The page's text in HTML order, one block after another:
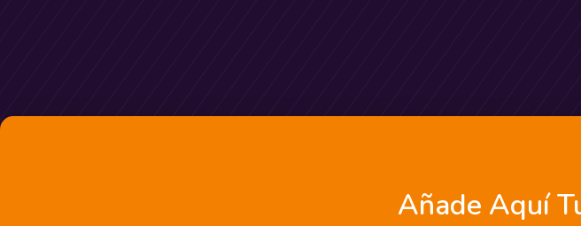
Añade Aquí